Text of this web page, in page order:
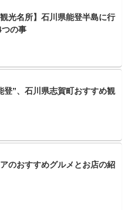
観光名所】石川県能登半島に行
つの事
登”、石川県志賀町おすすめ観
のおすすめグルメとお店の紹